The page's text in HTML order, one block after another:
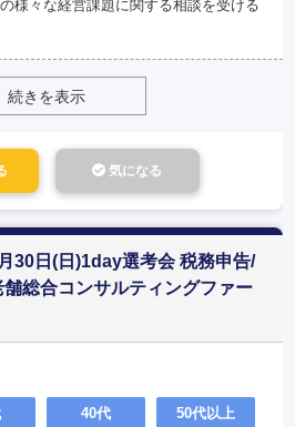
様々な経営課題に関する相談を受ける
続きを表示
気になる
30日(日)1day選考会 税務申告/
総合コンサルティングファー
40代 50代以上